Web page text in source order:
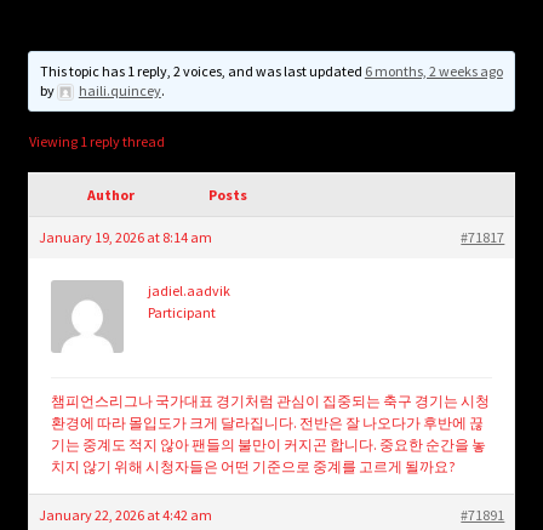
Community
Expand
Login/Create Account
This topic has 1 reply, 2 voices, and was last updated 6 months, 2 weeks ago
by
haili.quincey.
Viewing 1 reply thread
Author Posts
January 19, 2026 at 8:14 am #71817
jadiel.aadvik
Participant
챔피언스리그나 국가대표 경기처럼 관심이 집중되는 축구 경기는 시청
환경에 따라 몰입도가 크게 달라집니다. 전반은 잘 나오다가 후반에 끊
기는 중계도 적지 않아 팬들의 불만이 커지곤 합니다. 중요한 순간을 놓
치지 않기 위해 시청자들은 어떤 기준으로 중계를 고르게 될까요?
January 22, 2026 at 4:42 am #71891